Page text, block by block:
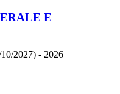
E
2027) - 2026